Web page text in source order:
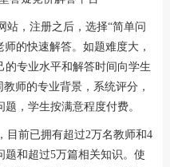
，注册之后，选择“简单问
的快速解答。如题难度大，
专业水平和解答时间向学生
师的专业背景，系统评分，
，学生按满意程度付费。
前已拥有超过2万名教师和4
题和超过5万篇相关知识。使